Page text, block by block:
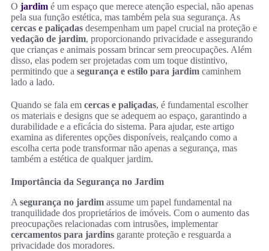
O jardim é um espaço que merece atenção especial, não apenas
pela sua função estética, mas também pela sua segurança. As
cercas e paliçadas desempenham um papel crucial na proteção e
vedação de jardim, proporcionando privacidade e assegurando
que crianças e animais possam brincar sem preocupações. Além
disso, elas podem ser projetadas com um toque distintivo,
permitindo que a segurança e estilo para jardim caminhem
lado a lado.
Quando se fala em cercas e paliçadas, é fundamental escolher
os materiais e designs que se adequem ao espaço, garantindo a
durabilidade e a eficácia do sistema. Para ajudar, este artigo
examina as diferentes opções disponíveis, realçando como a
escolha certa pode transformar não apenas a segurança, mas
também a estética de qualquer jardim.
Importância da Segurança no Jardim
A segurança no jardim assume um papel fundamental na
tranquilidade dos proprietários de imóveis. Com o aumento das
preocupações relacionadas com intrusões, implementar
cercamentos para jardins garante proteção e resguarda a
privacidade dos moradores.